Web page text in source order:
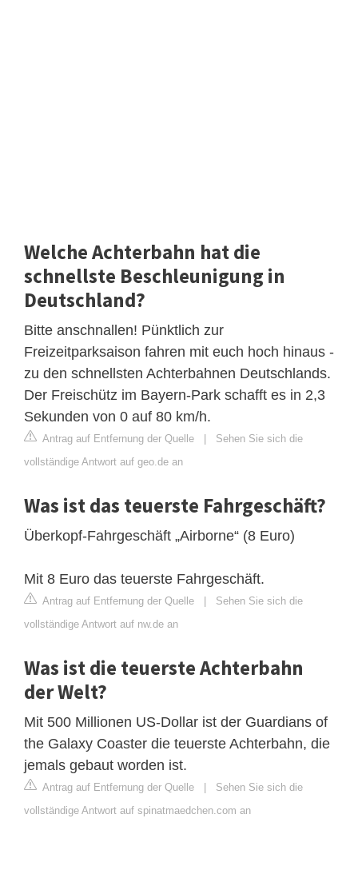
Welche Achterbahn hat die
schnellste Beschleunigung in
Deutschland?
Bitte anschnallen! Pünktlich zur
Freizeitparksaison fahren mit euch hoch hinaus -
zu den schnellsten Achterbahnen Deutschlands.
Der Freischütz im Bayern-Park schafft es in 2,3
Sekunden von 0 auf 80 km/h.
Antrag auf Entfernung der Quelle | Sehen Sie sich die
vollständige Antwort auf geo.de an
Was ist das teuerste Fahrgeschäft?
Überkopf-Fahrgeschäft „Airborne“ (8 Euro)
Mit 8 Euro das teuerste Fahrgeschäft.
Antrag auf Entfernung der Quelle | Sehen Sie sich die
vollständige Antwort auf nw.de an
Was ist die teuerste Achterbahn
der Welt?
Mit 500 Millionen US-Dollar ist der Guardians of
the Galaxy Coaster die teuerste Achterbahn, die
jemals gebaut worden ist.
Antrag auf Entfernung der Quelle | Sehen Sie sich die
vollständige Antwort auf spinatmaedchen.com an